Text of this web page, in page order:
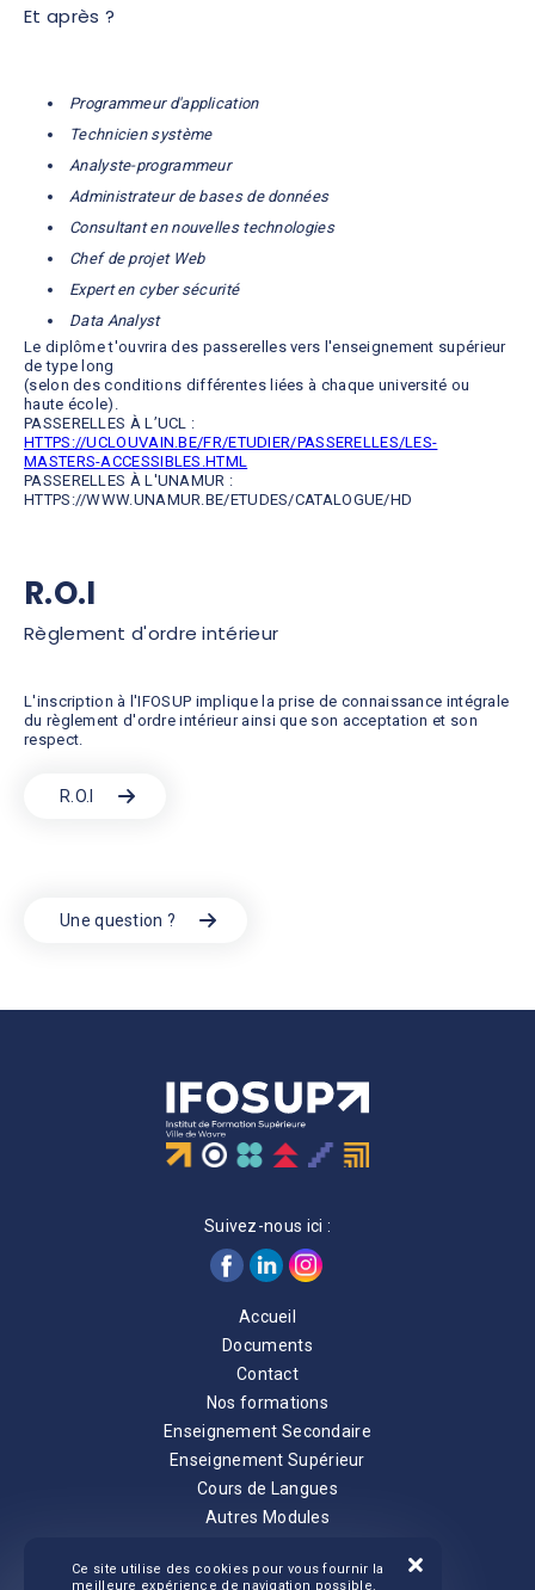
Ce site utilise des cookies pour vous fournir la
meilleure expérience de navigation possible.
Et après ?
Programmeur d'application
Technicien système
Analyste-programmeur
Administrateur de bases de données
Consultant en nouvelles technologies
Chef de projet Web
Expert en cyber sécurité
Data Analyst
Le diplôme t'ouvrira des passerelles vers l'enseignement supérieur
de type long
(selon des conditions différentes liées à chaque université ou
haute école).
PASSERELLES À L’UCL :
HTTPS://UCLOUVAIN.BE/FR/ETUDIER/PASSERELLES/LES-
MASTERS-ACCESSIBLES.HTML
PASSERELLES À L'UNAMUR :
HTTPS://WWW.UNAMUR.BE/ETUDES/CATALOGUE/HD
R.O.I
Règlement d'ordre intérieur
L'inscription à l'IFOSUP implique la prise de connaissance intégrale
du règlement d'ordre intérieur ainsi que son acceptation et son
respect.
R.O.I
Une question ?
Suivez-nous ici :
Accueil
Documents
Contact
Nos formations
Enseignement Secondaire
Enseignement Supérieur
Cours de Langues
Autres Modules
Nos valeurs